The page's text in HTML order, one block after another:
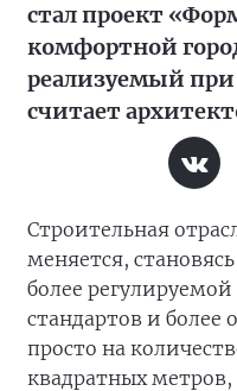
стал проект
комфортной
реализуемый
считает
Строительная
меняется,
более
стандартов и более
просто на
квадратных метров,